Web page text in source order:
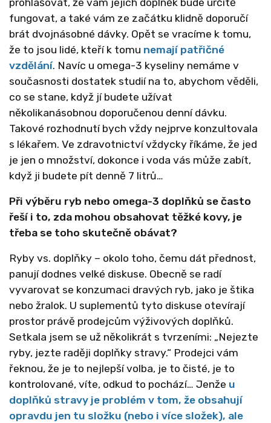
prohlašovat, že vám jejich doplněk bude určitě
fungovat, a také vám ze začátku klidně doporučí
brát dvojnásobné dávky. Opět se vracíme k tomu,
že to jsou lidé, kteří k tomu nemají patřičné
vzdělání. Navíc u omega-3 kyseliny nemáme v
současnosti dostatek studií na to, abychom věděli,
co se stane, když jí budete užívat
několikanásobnou doporučenou denní dávku.
Takové rozhodnutí bych vždy nejprve konzultovala
s lékařem. Ve zdravotnictví vždycky říkáme, že jed
je jen o množství, dokonce i voda vás může zabít,
když ji budete pít denně 7 litrů…
Při výběru ryb nebo omega-3 doplňků se často
řeší i to, zda mohou obsahovat těžké kovy, je
třeba se toho skutečně obávat?
Ryby vs. doplňky – okolo toho, čemu dát přednost,
panují dodnes velké diskuse. Obecně se radí
vyvarovat se konzumaci dravých ryb, jako je štika
nebo žralok. U suplementů tyto diskuse otevírají
prostor právě prodejcům výživových doplňků.
Setkala jsem se už několikrát s tvrzeními: „Nejezte
ryby, jezte raději doplňky stravy.“ Prodejci vám
řeknou, že je to nejlepší volba, je to čisté, je to
kontrolované, víte, odkud to pochází… Jenže u
doplňků stravy je problém v tom, že obsahují
opravdu jen tu složku (nebo i více složek), ale